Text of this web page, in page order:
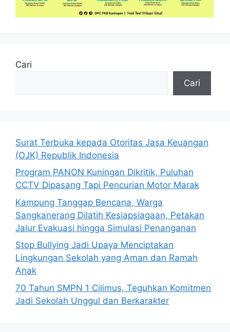
Cari
Cari
Surat Terbuka kepada Otoritas Jasa Keuangan
(OJK) Republik Indonesia
Program PANON Kuningan Dikritik, Puluhan
CCTV Dipasang Tapi Pencurian Motor Marak
Kampung Tanggap Bencana, Warga
Sangkanerang Dilatih Kesiapsiagaan, Petakan
Jalur Evakuasi hingga Simulasi Penanganan
Stop Bullying Jadi Upaya Menciptakan
Lingkungan Sekolah yang Aman dan Ramah
Anak
70 Tahun SMPN 1 Cilimus, Teguhkan Komitmen
Jadi Sekolah Unggul dan Berkarakter